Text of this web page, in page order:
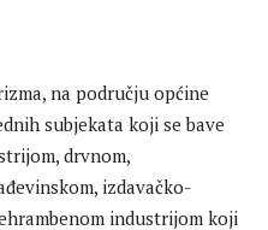
na području općine
subjekata koji se bave
drvnom,
izdavačko-
industrijom koji